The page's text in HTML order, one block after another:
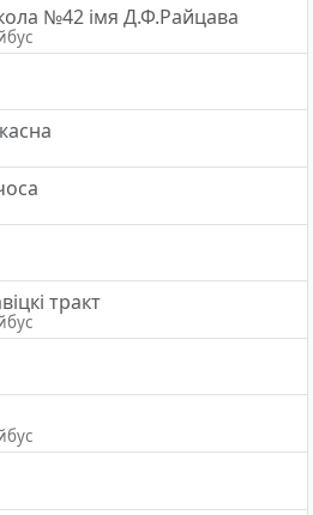
№42 імя Д.Ф.Райцава
тракт